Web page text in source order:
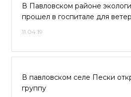
В Павловском районе
прошел в госпитале для
11.04.19
В павловском селе Пески
группу